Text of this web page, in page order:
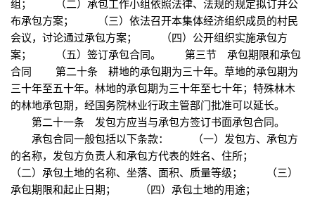
组； （二）承包工作小组依照法律、法规的规定拟订并公
布承包方案； （三）依法召开本集体经济组织成员的村民
会议，讨论通过承包方案； （四）公开组织实施承包方
案； （五）签订承包合同。 第三节 承包期限和承包
合同 第二十条 耕地的承包期为三十年。草地的承包期为
三十年至五十年。林地的承包期为三十年至七十年；特殊林木
的林地承包期，经国务院林业行政主管部门批准可以延长。
第二十一条 发包方应当与承包方签订书面承包合同。
承包合同一般包括以下条款： （一）发包方、承包方
的名称，发包方负责人和承包方代表的姓名、住所；
（二）承包土地的名称、坐落、面积、质量等级； （三）
承包期限和起止日期； （四）承包土地的用途；